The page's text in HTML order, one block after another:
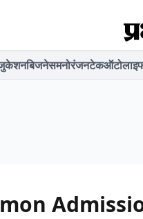
बिजनेसमनोरंजनटेकऑटो